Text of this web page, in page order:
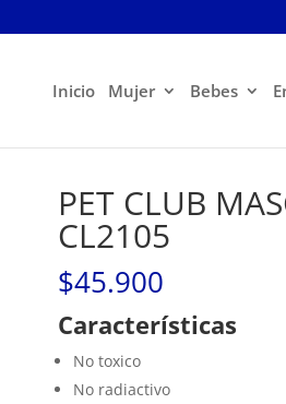
Inicio Mujer Bebes
PET CLUB
CL2105
$45.900
Características
No toxico
No radiactivo